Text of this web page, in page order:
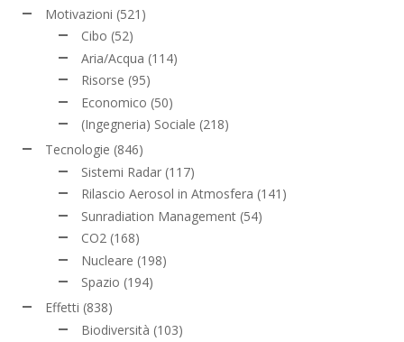
Motivazioni (521)
Cibo (52)
Aria/Acqua (114)
Risorse (95)
Economico (50)
(Ingegneria) Sociale (218)
Tecnologie (846)
Sistemi Radar (117)
Rilascio Aerosol in Atmosfera (141)
Sunradiation Management (54)
CO2 (168)
Nucleare (198)
Spazio (194)
Effetti (838)
Biodiversità (103)